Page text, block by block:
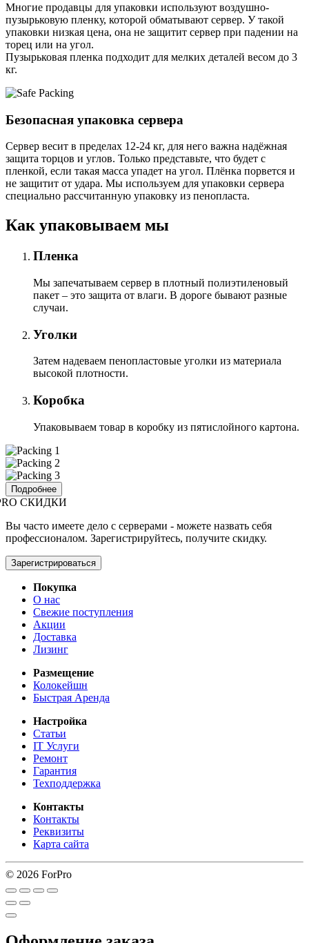
Многие продавцы для упаковки используют воздушно-
пузырьковую пленку, которой обматывают сервер. У такой
упаковки низкая цена, она не защитит сервер при падении на
торец или на угол.
Пузырьковая пленка подходит для мелких деталей весом до 3
кг.
Безопасная упаковка сервера
Сервер весит в пределах 12-24 кг, для него важна надёжная
защита торцов и углов. Только представьте, что будет с
пленкой, если такая масса упадет на угол. Плёнка порвется и
не защитит от удара. Мы используем для упаковки сервера
специально расcчитанную упаковку из пенопласта.
Как упаковываем мы
Пленка
Мы запечатываем сервер в плотный полиэтиленовый
пакет – это защита от влаги. В дороге бывают разные
случаи.
Уголки
Затем надеваем пенопластовые уголки из материала
высокой плотности.
Коробка
Упаковываем товар в коробку из пятислойного картона.
Подробнее
СКИДКИ
Вы часто имеете дело с серверами - можете назвать себя
профессионалом. Зарегистрируйтесь, получите скидку.
Зарегистрироваться
Покупка
О нас
Свежие поступления
Акции
Доставка
Лизинг
Размещение
Колокейшн
Быстрая Аренда
Настройка
Статьи
IT Услуги
Ремонт
Гарантия
Техподдержка
Контакты
Контакты
Реквизиты
Карта сайта
© 2026 ForPro